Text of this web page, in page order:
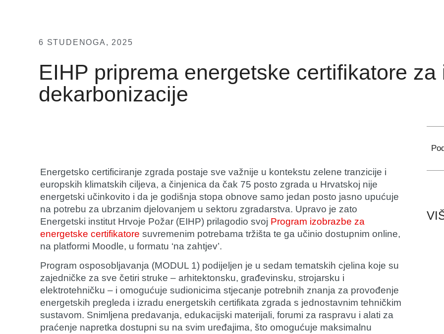
6 STUDENOGA, 2025
EIHP priprema energetske certifikatore za
dekarbonizacije
Energetsko certificiranje zgrada postaje sve važnije u kontekstu zelene tranzicije i
europskih klimatskih ciljeva, a činjenica da čak 75 posto zgrada u Hrvatskoj nije
energetski učinkovito i da je godišnja stopa obnove samo jedan posto jasno upućuje
na potrebu za ubrzanim djelovanjem u sektoru zgradarstva. Upravo je zato
Energetski institut Hrvoje Požar (EIHP) prilagodio svoj Program izobrazbe za
energetske certifikatore suvremenim potrebama tržišta te ga učinio dostupnim online,
na platformi Moodle, u formatu ‘na zahtjev’.
Program osposobljavanja (MODUL 1) podijeljen je u sedam tematskih cjelina koje su
zajedničke za sve četiri struke – arhitektonsku, građevinsku, strojarsku i
elektrotehničku – i omogućuje sudionicima stjecanje potrebnih znanja za provođenje
energetskih pregleda i izradu energetskih certifikata zgrada s jednostavnim tehničkim
sustavom. Snimljena predavanja, edukacijski materijali, forumi za raspravu i alati za
praćenje napretka dostupni su na svim uređajima, što omogućuje maksimalnu